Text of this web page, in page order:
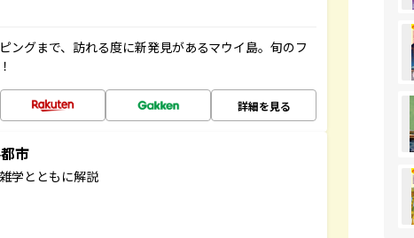
ングまで、訪れる度に新発見があるマウイ島。旬のフ
詳細を見る
市
学とともに解説